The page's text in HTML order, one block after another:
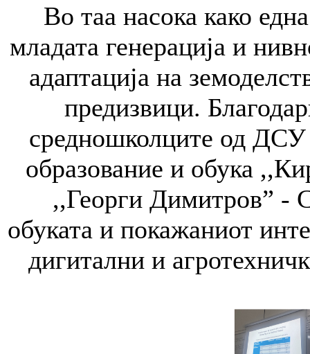
Во таа насока како
младата генерација и
адаптација на
предизвици.
средношколците од ДСУ
образование и обука
,,Георги Димитров” -
обуката и покажаниот
дигитални и